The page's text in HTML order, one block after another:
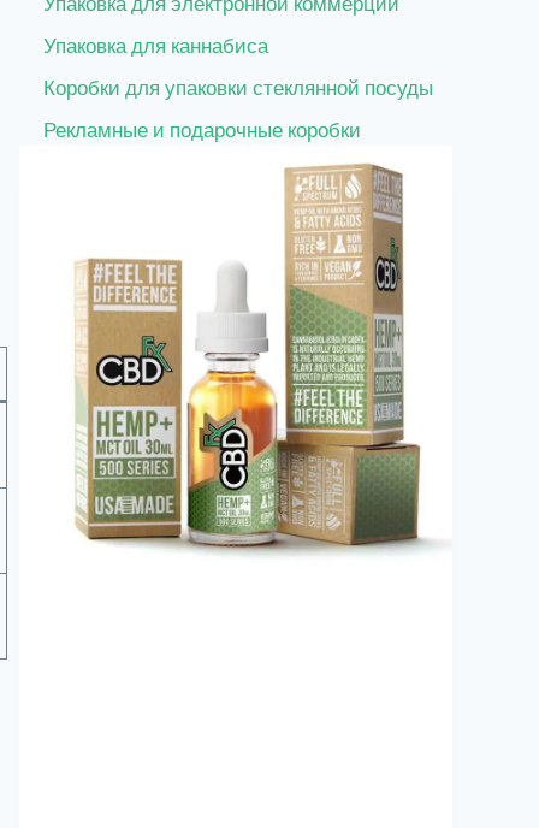
Упаковка для каннабиса
Коробки для упаковки стеклянной посуды
Рекламные и подарочные коробки